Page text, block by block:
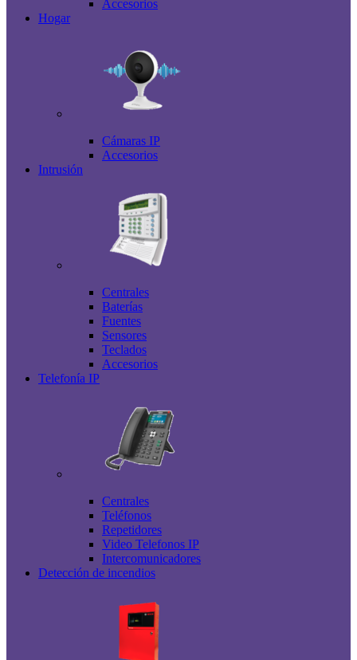
Accesorios
Hogar
Cámaras IP
Accesorios
Intrusión
Centrales
Baterías
Fuentes
Sensores
Teclados
Accesorios
Telefonía IP
Centrales
Teléfonos
Repetidores
Video Telefonos IP
Intercomunicadores
Detección de incendios